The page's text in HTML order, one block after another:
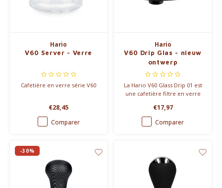
KK Merchandise
Outdoor accessoires
Hario
V60 Server - Verre
Cafetière en verre série V60
€28,45
Comparer
Hario
V60 Drip Glas - nieuw
ontwerp
La Hario V60 Glass Drip 01 est
une cafetière filtre en verre
conique et spirales pour un
café équilibré. Support noir et
cuillère inclus. Idéale pour 1 à
€17,97
Comparer
-30%